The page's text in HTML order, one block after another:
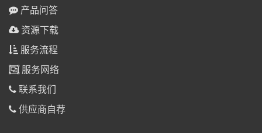
产品问答
资源下载
服务流程
服务网络
联系我们
供应商自荐